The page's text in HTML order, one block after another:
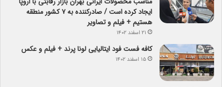
ایجاد کرده است / صادرکننده به ۷ کشور منطقه
هستیم + فیلم و تصاویر
۲۱ اسفند ۱۴۰۲
کافه فست فود ایتالیایی لونا پرند + فیلم و عکس
۱۵ اسفند ۱۴۰۲